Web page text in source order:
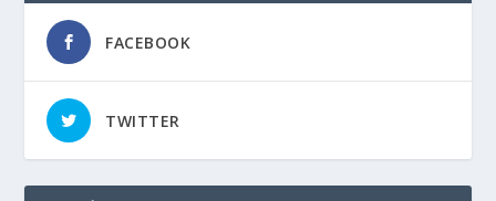
FACEBOOK
TWITTER